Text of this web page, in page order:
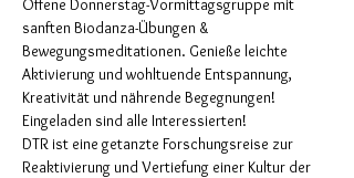
Offene Donnerstag-Vormittagsgruppe mit
sanften Biodanza-Übungen &
Bewegungsmeditationen. Genieße leichte
Aktivierung und wohltuende Entspannung,
Kreativität und nährende Begegnungen!
Eingeladen sind alle Interessierten!
DTR ist eine getanzte Forschungsreise zur
Reaktivierung und Vertiefung einer Kultur der